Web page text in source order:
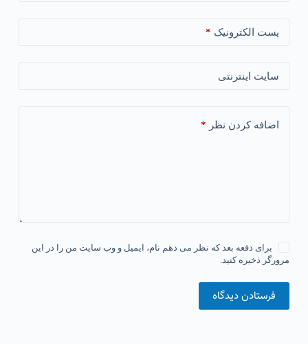
پست الکترونیک *
سایت اینترنتی
اضافه کردن نظر *
برای دفعه بعد که نظر می دهم نام، ایمیل و وب سایت من را در این
مرورگر ذخیره کنید.
فرستادن دیدگاه